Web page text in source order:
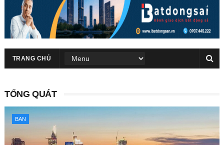
chơi giải trí, nghỉ dưỡng căn hộ &
khách sạn du lich 5 sao Beau
Rivage Nha Trang tọa lạc tại số
40 Trần Phú, thành phố Nha
TRANG CHỦ
TỔNG QUÁT
BAN